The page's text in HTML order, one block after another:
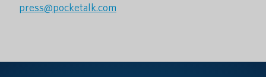
press@pocketalk.com